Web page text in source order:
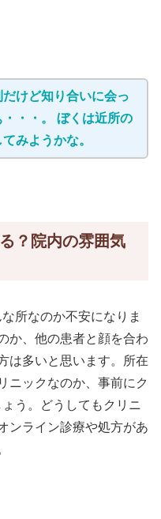
けど知り合いに会っ
・・。 ぼくは近所の
みようかな。
？院内の雰囲気
所なのか不安になりま
か、他の患者と顔を合わ
は多いと思います。所在
ニックなのか、事前にク
う。どうしてもクリニ
ンライン診療や処方があ